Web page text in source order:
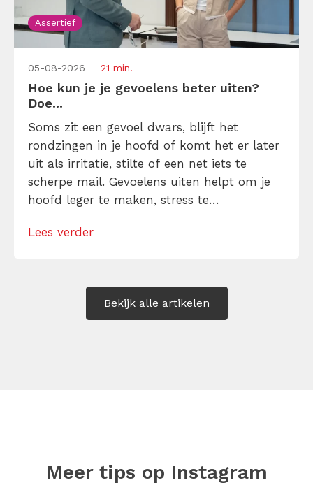
Assertief
05-08-2026 21 min.
Hoe kun je je gevoelens beter uiten?
Doe...
Soms zit een gevoel dwars, blijft het
rondzingen in je hoofd of komt het er later
uit als irritatie, stilte of een net iets te
scherpe mail. Gevoelens uiten helpt om je
hoofd leger te maken, stress te
Maar hoe doe je dat zonder drama, verwijt
Lees verder
Bekijk alle artikelen
Meer tips op Instagram